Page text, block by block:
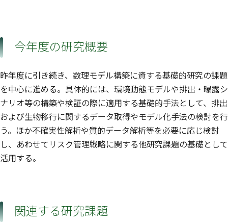
今年度の研究概要
昨年度に引き続き、数理モデル構築に資する基礎的研究の課題
を中心に進める。具体的には、環境動態モデルや排出・曝露シ
ナリオ等の構築や検証の際に適用する基礎的手法として、排出
および生物移行に関するデータ取得やモデル化手法の検討を行
う。ほか不確実性解析や質的データ解析等を必要に応じ検討
し、あわせてリスク管理戦略に関する他研究課題の基礎として
活用する。
関連する研究課題